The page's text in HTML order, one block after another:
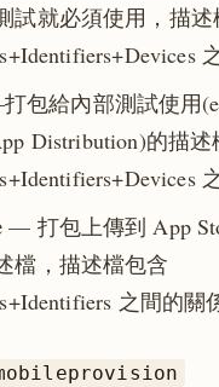
試就必須使用，描述
包給內部測試使用
Distribution)的描
— 打包上傳到 App
檔，描述檔包含
之間的關